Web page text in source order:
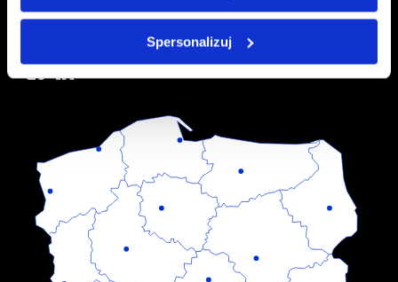
Spersonalizuj
51-317 Wroclaw